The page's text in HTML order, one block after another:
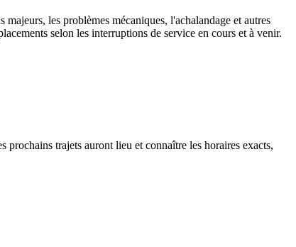
les problèmes mécaniques, l'achalandage et autres
selon les interruptions de service en cours et à venir.
trajets auront lieu et connaître les horaires exacts,